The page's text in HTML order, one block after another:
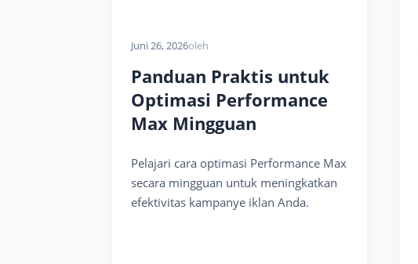
Juni 26, 2026oleh
Panduan Praktis untuk
Optimasi Performance
Max Mingguan
Pelajari cara optimasi Performance Max
secara mingguan untuk meningkatkan
efektivitas kampanye iklan Anda.